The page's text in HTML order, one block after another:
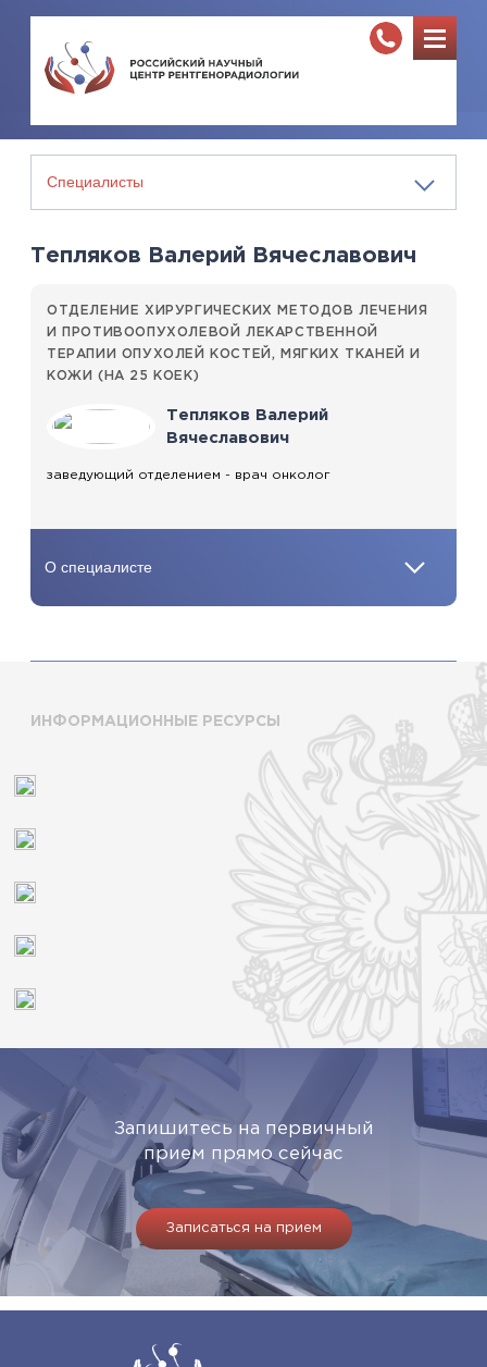
Тепляков Валерий Вячеславович
ОТДЕЛЕНИЕ ХИРУРГИЧЕСКИХ МЕТОДОВ ЛЕЧЕНИЯ
И ПРОТИВООПУХОЛЕВОЙ ЛЕКАРСТВЕННОЙ
ТЕРАПИИ ОПУХОЛЕЙ КОСТЕЙ, МЯГКИХ ТКАНЕЙ И
КОЖИ (НА 25 КОЕК)
Тепляков Валерий
Вячеславович
заведующий отделением - врач онколог
ИНФОРМАЦИОННЫЕ РЕСУРСЫ
Запишитесь на первичный
прием прямо сейчас
Записаться на прием